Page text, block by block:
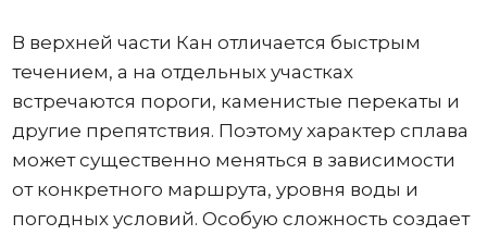
В верхней части Кан отличается быстрым
течением, а на отдельных участках
встречаются пороги, каменистые перекаты и
другие препятствия. Поэтому характер сплава
может существенно меняться в зависимости
от конкретного маршрута, уровня воды и
погодных условий. Особую сложность создает